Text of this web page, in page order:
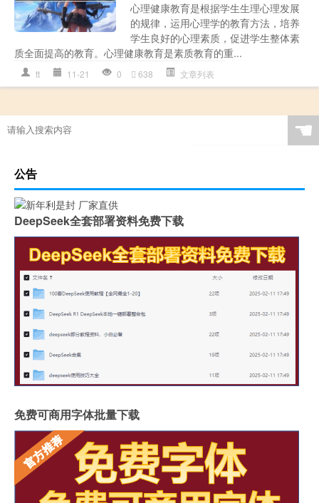
心理健康教育是根据学生生理心理发展
的规律，运用心理学的教育方法，培养
学生良好的心理素质，促进学生整体素
质全面提高的教育。心理健康教育是素质教育的重...
tt 11-21 0 638 文章列表
☚
公告
DeepSeek全套部署资料免费下载
免费可商用字体批量下载